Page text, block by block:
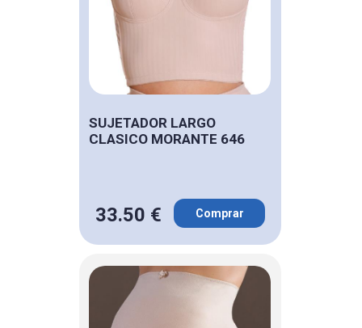
SUJETADOR LARGO
CLASICO MORANTE 646
33.50 € Comprar